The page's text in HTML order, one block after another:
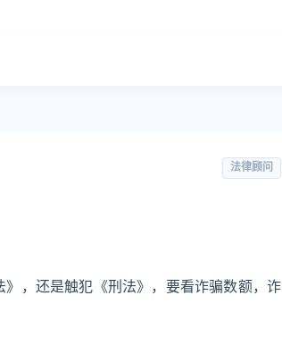
法律顾问
，还是触犯《刑法》，要看诈骗数额，诈